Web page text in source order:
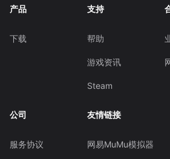
产品
下载
支持
帮助
游戏资讯
Steam
公司
服务协议
友情链接
网易MuMu模拟器